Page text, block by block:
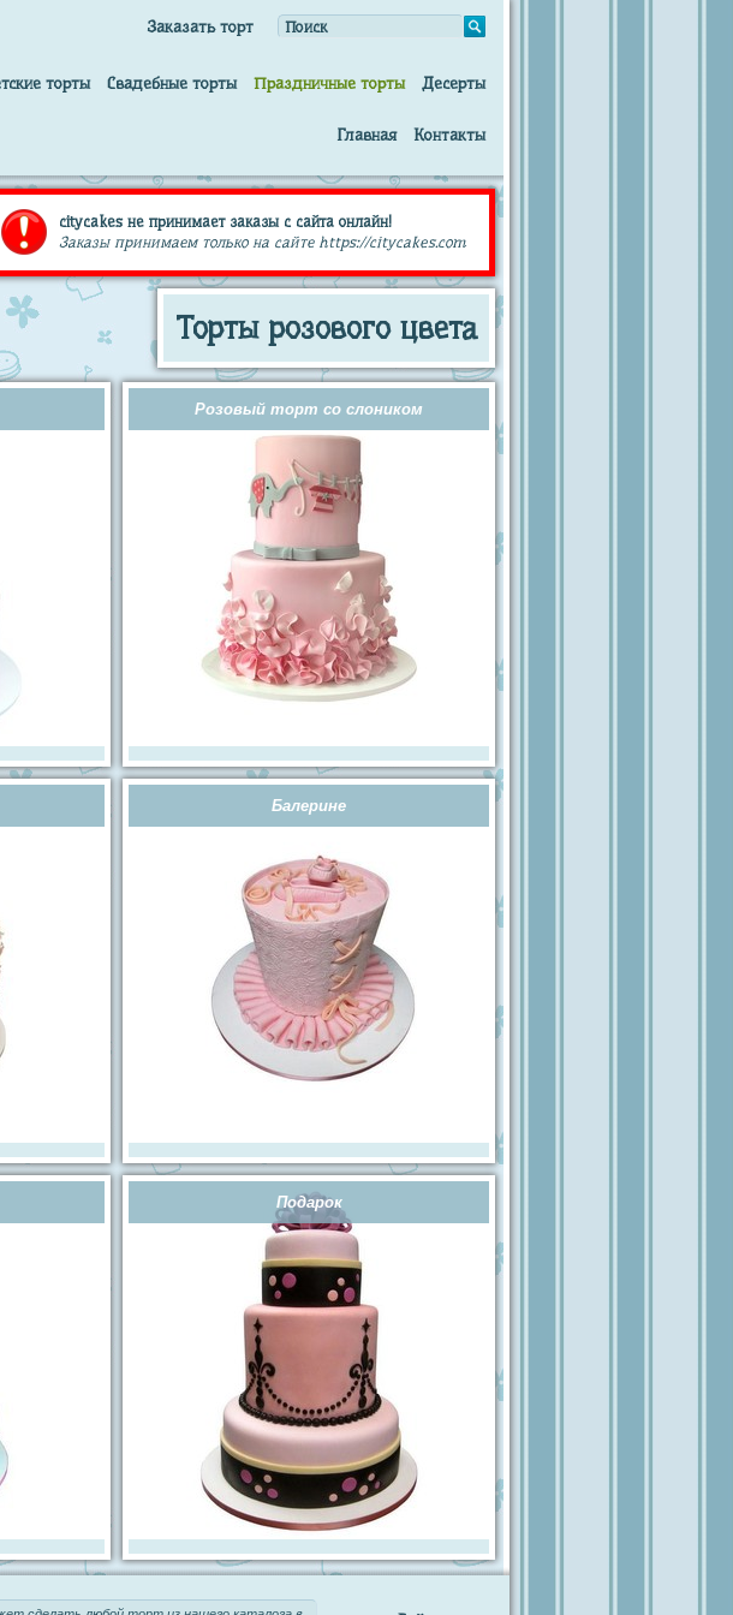
Заказать торт
торты Свадебные торты Праздничные торты Десерты
Главная Контакты
citycakes не принимает заказы с сайта онлайн!
Заказы принимаем только на сайте https://citycakes.com
Торты розового цвета
Розовый торт со слоником
Балерине
Подарок